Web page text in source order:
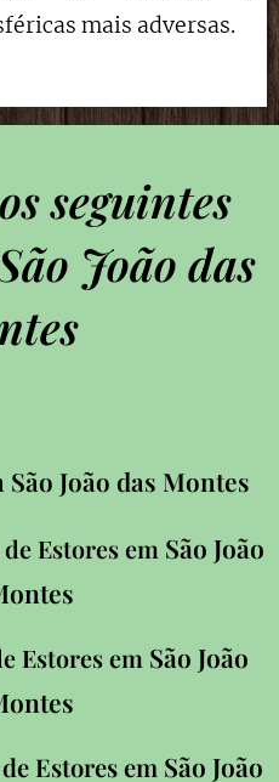
mais adversas.
seguintes
João das
João das Montes
Estores em São João
Estores em São João
Estores em São João